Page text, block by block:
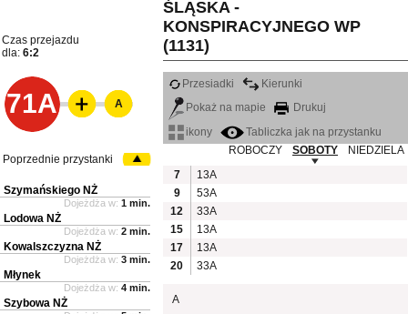
ŚLĄSKA -
KONSPIRACYJNEGO WP
(1131)
Czas przejazdu
dla: 6:2
71A
Przesiadki
Kierunki
Pokaż na mapie
Drukuj
ikony
Tabliczka jak na przystanku
ROBOCZY
SOBOTY
NIEDZIELA
7
13A
9
53A
12
33A
15
13A
17
13A
20
33A
A
A
Poprzednie przystanki
Szymańskiego NŻ
Dojeżdża w: 1 min.
Lodowa NŻ
Dojeżdża w: 2 min.
Kowalszczyzna NŻ
Dojeżdża w: 3 min.
Młynek
Dojeżdża w: 4 min.
Szybowa NŻ